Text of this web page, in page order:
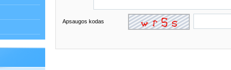
Apsaugos kodas